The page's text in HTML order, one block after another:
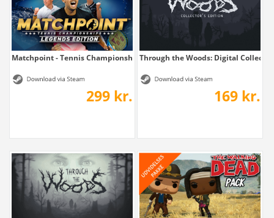
Matchpoint - Tennis Championships Legends...
299 kr.
Through the Woods: Digital
169 kr.